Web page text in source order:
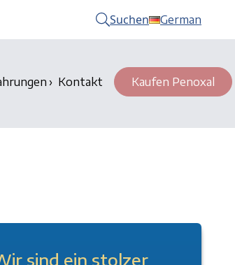
Suchen German
Kontakt Kaufen Penoxal
sind ein stolzer